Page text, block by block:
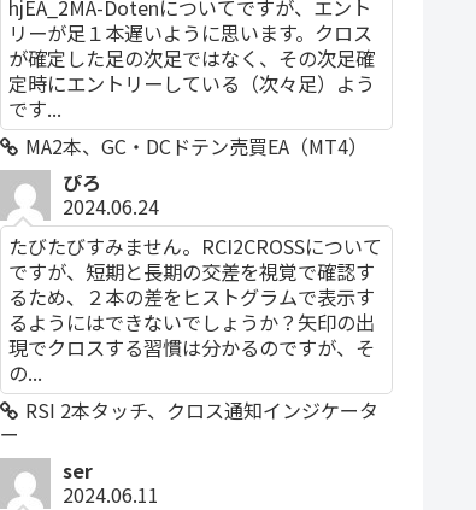
hjEA_2MA-Dotenについてですが、エント
リーが足１本遅いように思います。クロス
が確定した足の次足ではなく、その次足確
定時にエントリーしている（次々足）よう
です...
MA2本、GC・DCドテン売買EA（MT4）
ぴろ
2024.06.24
たびたびすみません。RCI2CROSSについて
ですが、短期と長期の交差を視覚で確認す
るため、２本の差をヒストグラムで表示す
るようにはできないでしょうか？矢印の出
現でクロスする習慣は分かるのですが、そ
の...
RSI 2本タッチ、クロス通知インジケータ
ー
ser
2024.06.11